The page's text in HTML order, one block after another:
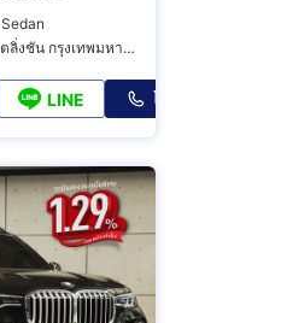
Sedan
ตลิ่งชัน กรุงเทพมหานคร
LINE โทร